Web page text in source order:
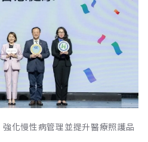
化慢性病管理並提升醫療照護品